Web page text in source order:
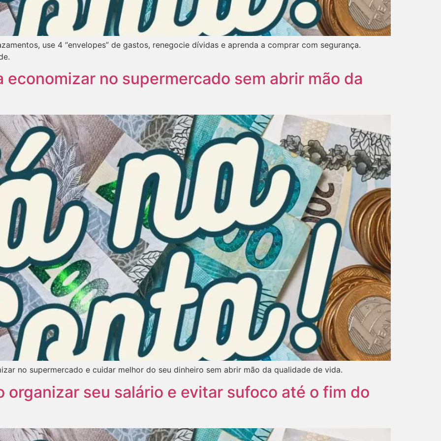
use 4 “envelopes” de gastos, renegocie dívidas e aprenda a comprar com segurança.
economizar no supermercado sem abrir mão da
no supermercado e cuidar melhor do seu dinheiro sem abrir mão da qualidade de vida.
organizar seu salário e evitar sufoco até o fim do